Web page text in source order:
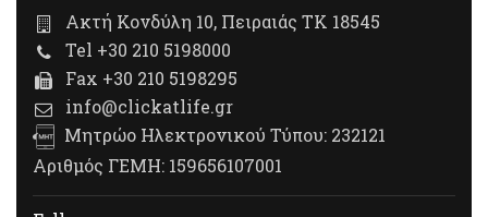
Ακτή Κονδύλη 10, Πειραιάς ΤΚ 18545
Tel +30 210 5198000
Fax +30 210 5198295
info@clickatlife.gr
Μητρώο Ηλεκτρονικού Τύπου: 232121
Αριθμός ΓΕΜΗ: 159656107001